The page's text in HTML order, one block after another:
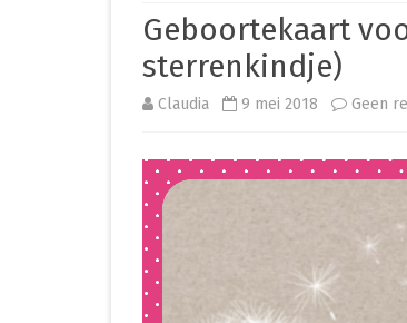
PREMATUUR IN HET
PREMATUUR THUIS
OVERIG
CLEO
Geboortekaart
sterrenkindje)
Claudia 9 mei 2018 Geen